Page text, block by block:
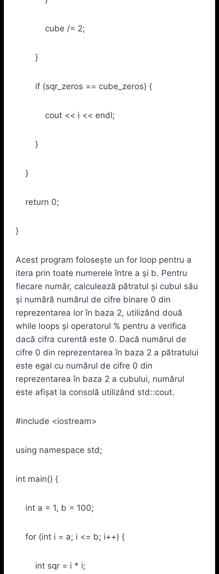
cube /= 2;
}
if (sqr_zeros == cube_zeros) {
cout << i << endl;
}
}
return 0;
}
Acest program folosește un for loop pentru a
itera prin toate numerele între a și b. Pentru
fiecare număr, calculează pătratul și cubul său
și numără numărul de cifre binare 0 din
reprezentarea lor în baza 2, utilizând două
while loops și operatorul % pentru a verifica
dacă cifra curentă este 0. Dacă numărul de
cifre 0 din reprezentarea în baza 2 a pătratului
este egal cu numărul de cifre 0 din
reprezentarea în baza 2 a cubului, numărul
este afișat la consolă utilizând std::cout.
#include <iostream>
using namespace std;
int main() {
int a = 1, b = 100;
for (int i = a; i <= b; i++) {
int sqr = i * i;